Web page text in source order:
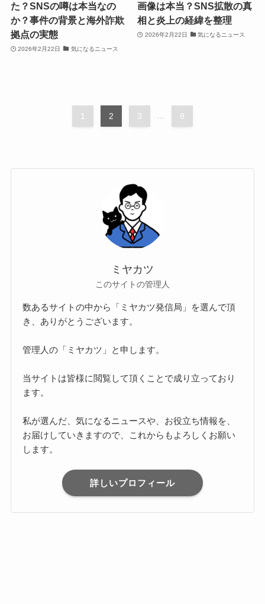
た？SNSの噂は本当なの
か？事件の背景と海外詐欺
拠点の実態
2026年2月22日 気になるニュース
画像は本当？SNS拡散の真
相と炎上の経緯を整理
2026年2月22日 気になるニュース
1 2 3 8
ミヤカツ
このサイトの管理人
数あるサイトの中から「ミヤカツ発信局」を選んで頂
き、ありがとうございます。
管理人の「ミヤカツ」と申します。
当サイトは皆様に閲覧して頂くことで成り立っており
ます。
私が選んだ、気になるニュースや、お役立ち情報を、
お届けしていきますので、これからもよろしくお願い
します。
詳しいプロフィール